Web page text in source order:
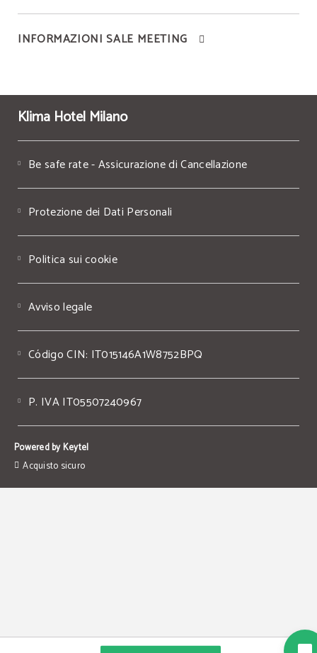
INFORMAZIONI SALE MEETING
Klima Hotel Milano
Be safe rate - Assicurazione di Cancellazione
Protezione dei Dati Personali
Politica sui cookie
Avviso legale
Código CIN: IT015146A1W8752BPQ
P. IVA IT05507240967
Powered by Keytel
Acquisto sicuro